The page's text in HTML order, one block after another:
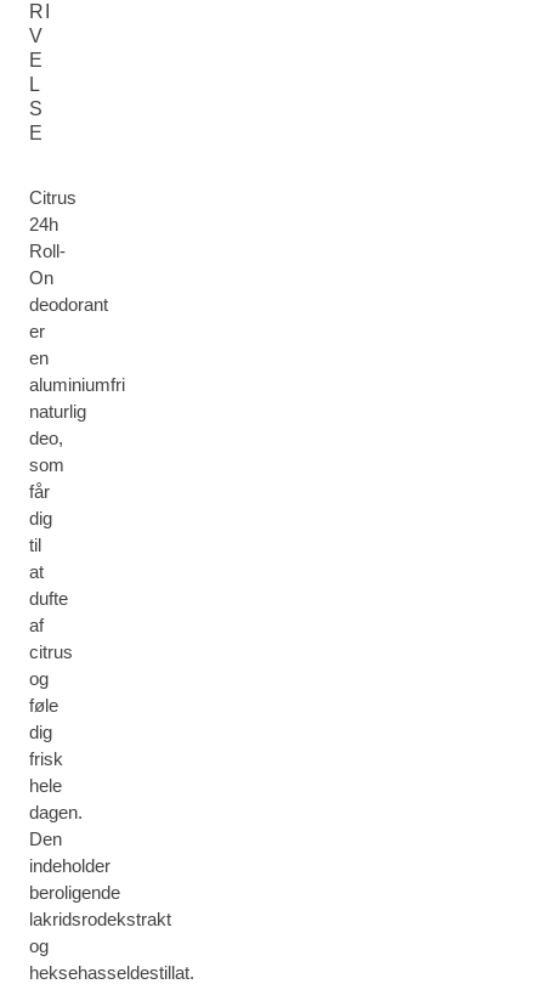
RI
V
E
L
S
E
Citrus
24h
Roll-
On
deodorant
er
en
aluminiumfri
naturlig
deo,
som
får
dig
til
at
dufte
af
citrus
og
føle
dig
frisk
hele
dagen.
Den
indeholder
beroligende
lakridsrodekstrakt
og
heksehasseldestillat.